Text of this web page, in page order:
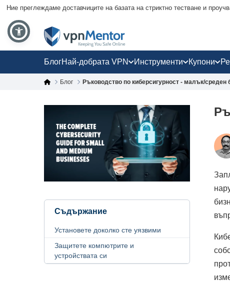
Ние преглеждаме доставчиците на базата на стриктно тестване и
БлогНай-добрата VPN Инструменти Купони
Блог Ръководство по киберсигурност - малък/среден
Съдържание
Установете доколко сте уязвими
Защитете компютрите и
устройствата си